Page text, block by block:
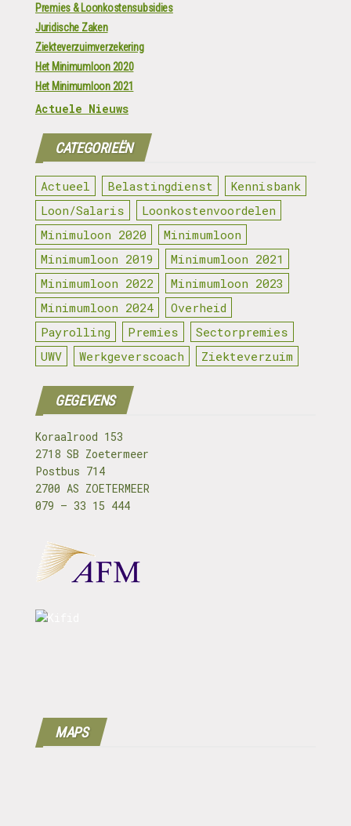
Premies & Loonkostensubsidies
Juridische Zaken
Ziekteverzuimverzekering
Het Minimumloon 2020
Het Minimumloon 2021
Actuele Nieuws
CATEGORIEËN
Actueel Belastingdienst
Kennisbank
Loon/Salaris
Loonkostenvoordelen
Minimuloon 2020
Minimumloon
Minimumloon 2019
Minimumloon 2021
Minimumloon 2022
Minimumloon 2023
Minimumloon 2024
Overheid
Payrolling
Premies
Sectorpremies
UWV
Werkgeverscoach Ziekteverzuim
GEGEVENS
Koraalrood 153
2718 SB Zoetermeer
Postbus 714
2700 AS ZOETERMEER
079 – 33 15 444
MAPS